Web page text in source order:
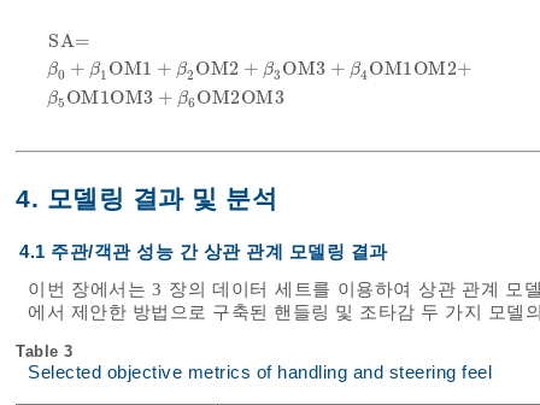
SA=
β0 + β1 OM1 + β2 OM2 + β3 OM3 + β4OM1OM2+
β5 OM1OM3 + β6 OM2OM3
SA =β 0+β1OM1+β2OM2+β3OM3+ β4OM1OM2+β
4. 모델링 결과 및 분석
4.1 주관/객관 성능 간 상관 관계 모델링 결과
이번 장에서는 3 장의 데이터 세트를 이용하여 상관 관계 모
에서 제안한 방법으로 구축된 핸들링 및 조타감 두 가지 모델
Table 3
Selected objective metrics of handling and steering feel